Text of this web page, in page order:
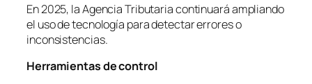
En 2025, la Agencia Tributaria continuará ampliando
el uso de tecnología para detectar errores o
inconsistencias.
Herramientas de control